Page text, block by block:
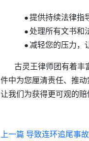
●提供持续法律指
● 处理所有文书和
● 减轻您的压力，
古灵王律师团有着丰
件中为您厘清责任、推动
让我们为获得更可观的赔
上一篇 导致连环追尾事